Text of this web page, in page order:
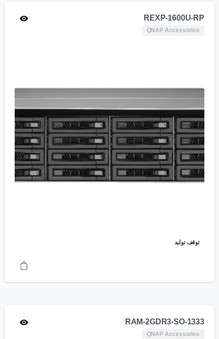
REXP-1600U-RP
QNAP Accessories
توقف تولید
RAM-2GDR3-SO-1333
QNAP Accessories